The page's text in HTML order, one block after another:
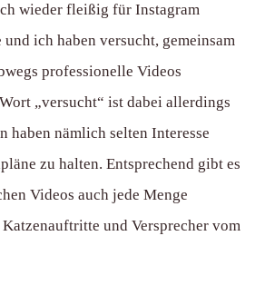
wieder fleißig für Instagram
ich haben versucht, gemeinsam
professionelle Videos
„versucht“ ist dabei allerdings
haben nämlich selten Interesse
zu halten. Entsprechend gibt es
Videos auch jede Menge
und Versprecher vom